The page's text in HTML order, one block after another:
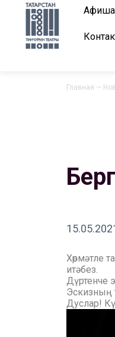
Афиша
Главная —
Хөрмәтле
итәбез.
Дүртенче
Эскизның
Дуслар!